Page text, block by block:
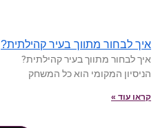
איך לבחור מתווך בעיר קהילתית?
איך לבחור מתווך בעיר קהילתית?
הניסיון המקומי הוא כל המשחק
קראו עוד »